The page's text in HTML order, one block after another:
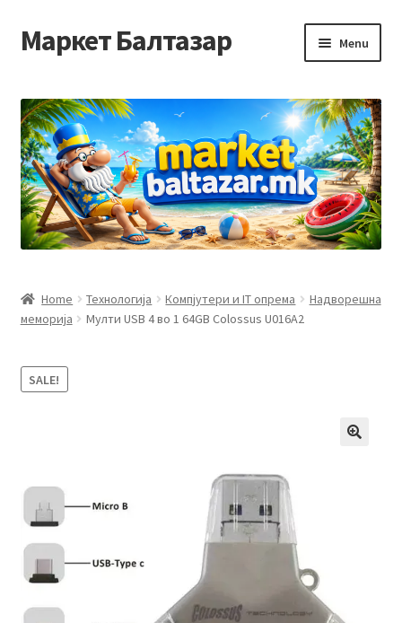
Skip
to
Skip
to
Маркет Балтазар Menu
Checkout
Homepage
Privacy Policy
Контакт
Корисничка подршка
Рекламации и замена на производ
Сите производи
Услови за користење
Home Технологија Компјутери и IT опрема
Надворешна
меморија
Мулти USB 4 во 1 64GB Colossus U016A2
SALE!